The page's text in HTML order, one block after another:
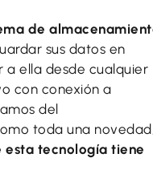
de
sus datos en
a ella desde cualquier
con conexión a
del
toda una
esta tecnología tiene